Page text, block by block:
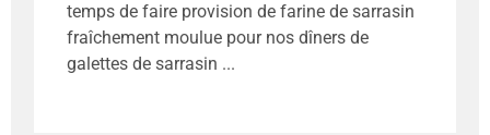
temps de faire provision de farine de sarrasin
fraîchement moulue pour nos dîners de
galettes de sarrasin